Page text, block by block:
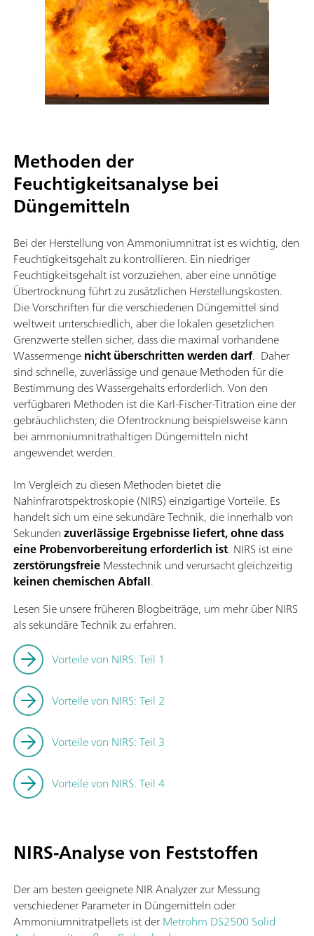
Methoden der
Feuchtigkeitsanalyse bei
Düngemitteln
Bei der Herstellung von Ammoniumnitrat ist es wichtig, den
Feuchtigkeitsgehalt zu kontrollieren. Ein niedriger
Feuchtigkeitsgehalt ist vorzuziehen, aber eine unnötige
Übertrocknung führt zu zusätzlichen Herstellungskosten.
Die Vorschriften für die verschiedenen Düngemittel sind
weltweit unterschiedlich, aber die lokalen gesetzlichen
Grenzwerte stellen sicher, dass die maximal vorhandene
Wassermengenicht überschritten werden darf. Daher
sind schnelle, zuverlässige und genaue Methoden für die
Bestimmung des Wassergehalts erforderlich. Von den
verfügbaren Methoden ist die Karl-Fischer-Titration eine der
gebräuchlichsten; die Ofentrocknung beispielsweise kann
bei ammoniumnitrathaltigen Düngemitteln nicht
angewendet werden.
Im Vergleich zu diesen Methoden bietet die
Nahinfrarotspektroskopie (NIRS) einzigartige Vorteile. Es
handelt sich um eine sekundäre Technik, die innerhalb von
Sekundenzuverlässige Ergebnisse liefert, ohne dass
eine Probenvorbereitung erforderlich ist. NIRS ist eine
zerstörungsfreieMesstechnik und verursacht gleichzeitig
keinen chemischen Abfall.
Lesen Sie unsere früheren Blogbeiträge, um mehr über NIRS
als sekundäre Technik zu erfahren.
Vorteile von NIRS: Teil 1
Vorteile von NIRS: Teil 2
Vorteile von NIRS: Teil 3
Vorteile von NIRS: Teil 4
NIRS-Analyse von Feststoffen
Der am besten geeignete NIR Analyzer zur Messung
verschiedener Parameter in Düngemitteln oder
Ammoniumnitratpellets ist derMetrohm DS2500 Solid